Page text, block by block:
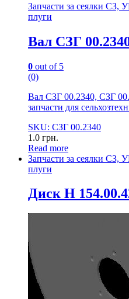
Запчасти за сеялки СЗ,
плуги
Вал СЗГ
0 out of 5
(0)
Вал СЗГ 00.2340, СЗГ
запчасти для
SKU: СЗГ 00.2340
1.0 грн.
Read more
Запчасти за сеялки СЗ,
плуги
Диск Н